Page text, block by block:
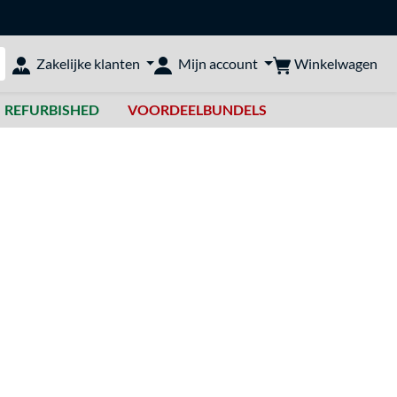
doorzoeken
Zakelijke klanten Mijn account Winkelwagen
REFURBISHED VOORDEELBUNDELS